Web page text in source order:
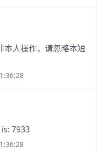
本人操作，请忽略本短
7933